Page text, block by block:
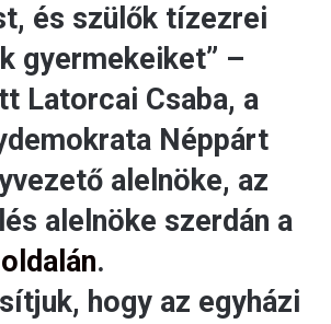
és szülők tízezrei
gyermekeiket” –
Latorcai Csaba, a
Néppárt
alelnöke, az
alelnöke szerdán a
.
hogy az egyházi